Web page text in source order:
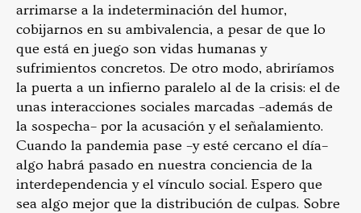
arrimarse a la indeterminación del humor,
cobijarnos en su ambivalencia, a pesar de que lo
que está en juego son vidas humanas y
sufrimientos concretos. De otro modo, abriríamos
la puerta a un infierno paralelo al de la crisis: el de
unas interacciones sociales marcadas –además de
la sospecha– por la acusación y el señalamiento.
Cuando la pandemia pase –y esté cercano el día–
algo habrá pasado en nuestra conciencia de la
interdependencia y el vínculo social. Espero que
sea algo mejor que la distribución de culpas. Sobre